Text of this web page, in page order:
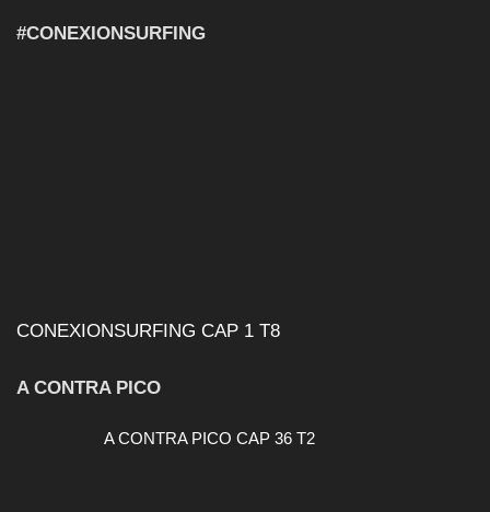
#CONEXIONSURFING
CONEXIONSURFING CAP 1 T8
A CONTRA PICO
A CONTRA PICO CAP 36 T2